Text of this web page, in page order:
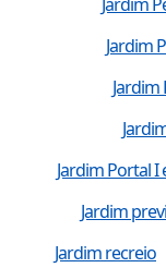
Jardim
Jardim Portal I
Jardim
Jardim recreio